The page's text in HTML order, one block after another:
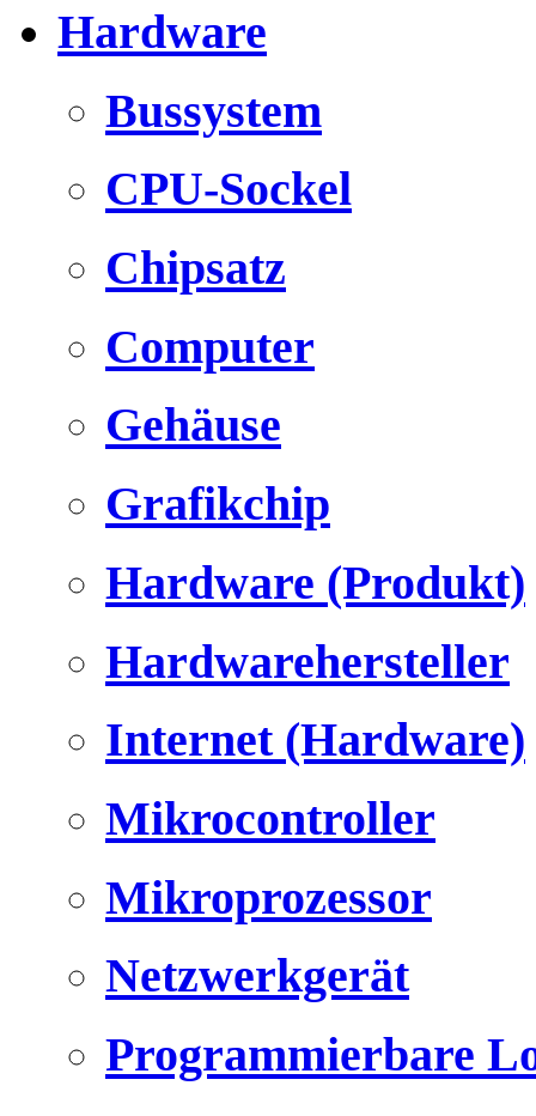
Hardware
Bussystem
CPU-Sockel
Chipsatz
Computer
Gehäuse
Grafikchip
Hardware (Produkt)
Hardwarehersteller
Internet (Hardware)
Mikrocontroller
Mikroprozessor
Netzwerkgerät
Programmierbare